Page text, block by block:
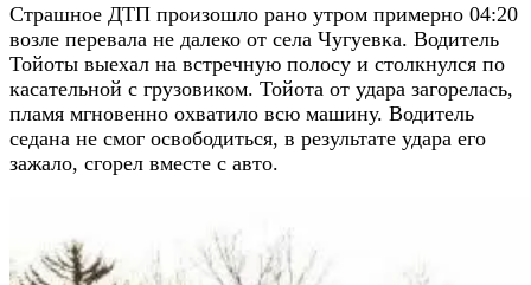
Страшное ДТП произошло рано утром примерно 04:20
возле перевала не далеко от села Чугуевка. Водитель
Тойоты выехал на встречную полосу и столкнулся по
касательной с грузовиком. Тойота от удара загорелась,
пламя мгновенно охватило всю машину. Водитель
седана не смог освободиться, в результате удара его
зажало, сгорел вместе с авто.